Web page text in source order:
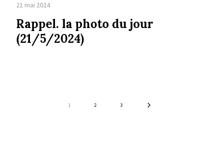
21 mai 2024
Rappel. la photo du jour
(21/5/2024)
1 2 3